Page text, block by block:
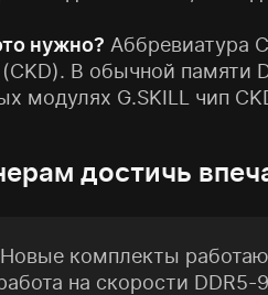
нужно? Аббревиатура
(CKD). В обычной
модулях G.SKILL чип
достичь
Новые комплекты
на скорости DDR5-